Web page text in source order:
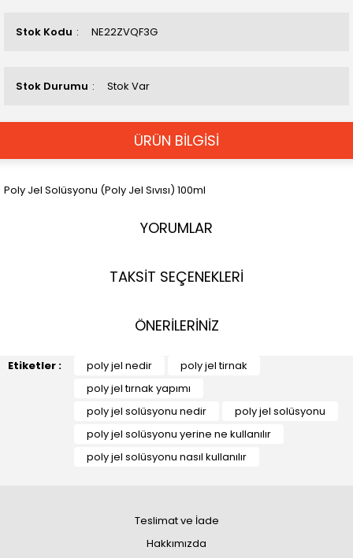
Stok Kodu NE22ZVQF3G
Stok Durumu Stok Var
ÜRÜN BİLGİSİ
Poly Jel Solüsyonu (Poly Jel Sıvısı) 100ml
YORUMLAR
TAKSİT SEÇENEKLERİ
ÖNERİLERİNİZ
Etiketler : poly jel nedir
poly jel tirnak
poly jel tırnak yapımı
poly jel solüsyonu nedir
poly jel solüsyonu
poly jel solüsyonu yerine ne kullanılır
poly jel solüsyonu nasıl kullanılır
Teslimat ve İade
Hakkımızda